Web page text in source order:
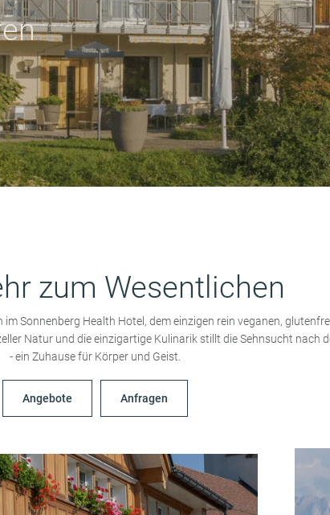
zum Wesentlichen
im Sonnenberg Health Hotel, demeinzigen rein veganen,
Natur und die einzigartige Kulinarik stillt die Sehnsucht nach
-ein Zuhause für Körper und Geist.
Angebote Anfragen